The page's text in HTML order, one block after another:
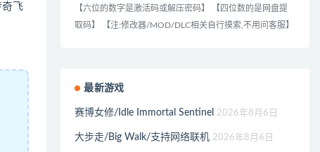
奇飞
【六位的数字是激活码或解压密码】 【四位数的是网盘提
取码】 【注:修改器/MOD/DLC相关自行摸索,不用问客服】
最新游戏
赛博女修/Idle Immortal Sentinel 2026年8月6日
大步走/Big Walk/支持网络联机 2026年8月6日